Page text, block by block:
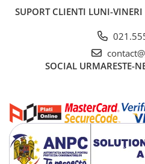
SUPORT CLIENTI LUNI-
SOCIAL URMARESTE-